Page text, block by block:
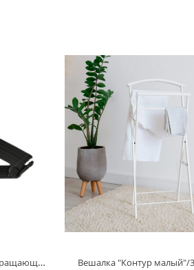
Вешалка для лёгкой одежды вращающаяся 10 шт/York/067090
Вешалка "Контур